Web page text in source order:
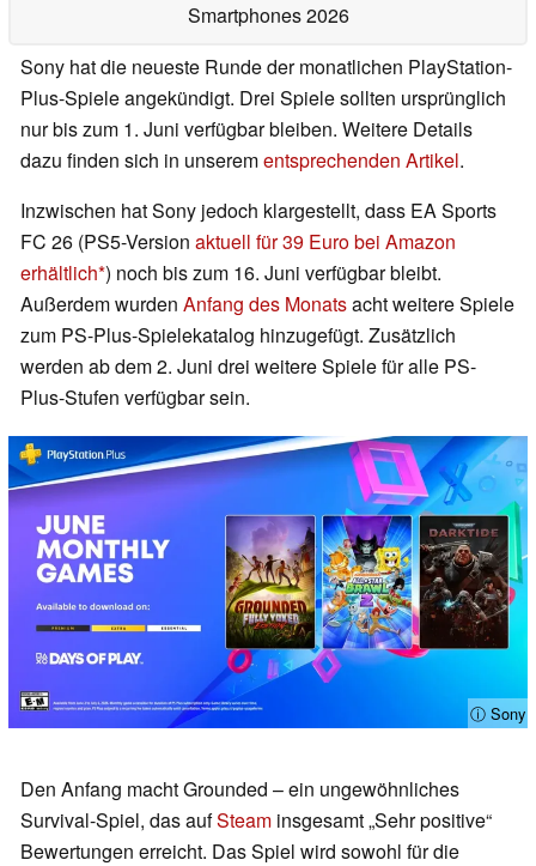
Smartphones 2026
Sony hat die neueste Runde der monatlichen PlayStation-
Plus-Spiele angekündigt. Drei Spiele sollten ursprünglich
nur bis zum 1. Juni verfügbar bleiben. Weitere Details
dazu finden sich in unserementsprechenden Artikel.
Inzwischen hat Sony jedoch klargestellt, dass EA Sports
FC 26 (PS5-Version aktuell für 39 Euro bei Amazon
erhältlich ) noch bis zum 16. Juni verfügbar bleibt.
Außerdem wurden Anfang des Monatsacht weitere Spiele
zum PS-Plus-Spielekatalog hinzugefügt. Zusätzlich
werden ab dem 2. Juni drei weitere Spiele für alle PS-
Plus-Stufen verfügbar sein.
ⓘ Sony
Den Anfang macht Grounded – ein ungewöhnliches
Survival-Spiel, das aufSteam insgesamt „Sehr positive“
Bewertungen erreicht. Das Spiel wird sowohl für die